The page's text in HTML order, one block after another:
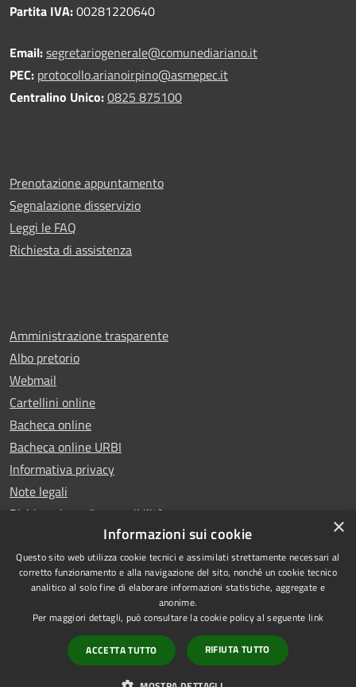
Partita IVA:00281220640
Email:segretariogenerale@comunediariano.it
PEC: protocollo.arianoirpino@asmepec.it
Centralino Unico:0825 875100
Prenotazione appuntamento
Segnalazione disservizio
Leggi le FAQ
Richiesta di assistenza
Amministrazione trasparente
Albo pretorio
Webmail
Cartellini online
Bacheca online
Bacheca online URBI
Informativa privacy
Note legali
Dichiarazione di accessibilità
RSS
Accessibilità
Copyright © 2025 Comune di
Ariano Irpino
Powered byMunicipium
Accesso redazione
×
Informazioni sui cookie
Questo sito web utilizza cookie tecnici e assimilati strettamente necessari al
corretto funzionamento e alla navigazione del sito, nonché un cookie tecnico
analitico al solo fine di elaborare informazioni statistiche, aggregate e
anonime.
Per maggiori dettagli, può consultare la cookie policy al seguente link
ACCETTA TUTTO RIFIUTA TUTTO